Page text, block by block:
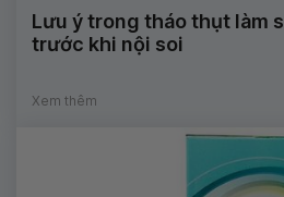
Lưu ý trong tháo thụt làm
trước khi nội soi
Xem thêm